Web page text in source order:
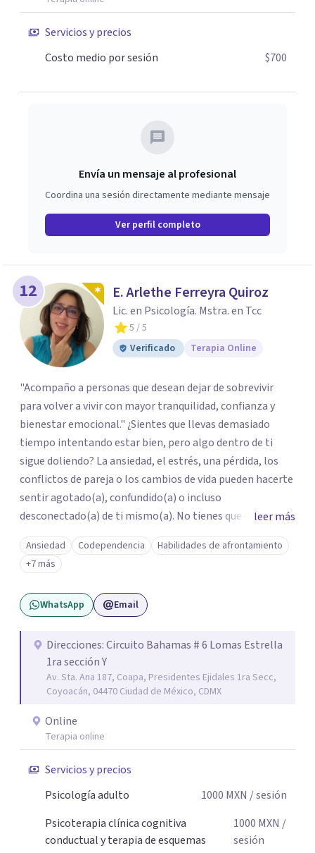
Servicios y precios
Costo medio por sesión
$700
Envía un mensaje al profesional
Coordina una sesión directamente mediante mensaje
Ver perfil completo
12 E. Arlethe Ferreyra Quiroz
Lic. en Psicología. Mstra. en Tcc
5 / 5
Verificado
Terapia Online
"Acompaño a personas que desean dejar de sobrevivir
para volver a vivir con mayor tranquilidad, confianza y
bienestar emocional." ¿Sientes que llevas demasiado
tiempo intentando estar bien, pero algo dentro de ti
sigue doliendo? La ansiedad, el estrés, una pérdida, los
conflictos de pareja o los cambios de vida pueden hacerte
sentir agotado(a), confundido(a) o incluso
desconectado(a) de ti mismo(a). No tienes que enfrentar
este proceso en soledad. Te ofrezco un espacio seguro,
libre de juicios y basado en la empatía, el respeto y la
confidencialidad, donde juntos comprenderemos qué está
ocurriendo y trabajaremos con herramientas respaldadas
por la evidencia para ayudarte a recuperar tu bienestar.
parejas que desean superar la ansiedad, la depresión, el
estrés, los duelos, fortalecer su autoestima, establecer
límites saludables, mejorar sus relaciones y afrontar los
desafíos de la vida con mayor seguridad y equilibrio. Será
un privilegio acompañarte en este camino hacia una vida
con mayor bienestar y tranquilidad.
leer más
Ansiedad Codependencia
Habilidades de afrontamiento
+7 más
WhatsApp Email
Direcciones: Circuito Bahamas # 6 Lomas Estrella
1ra sección Y
Av. Sta. Ana 187, Coapa, Presidentes Ejidales 1ra Secc,
Coyoacán, 04470 Ciudad de México, CDMX
Online
Terapia online
Servicios y precios
Psicología adulto
1000 MXN / sesión
Psicoterapia clínica cognitiva
conductual y terapia de esquemas
1000 MXN /
sesión